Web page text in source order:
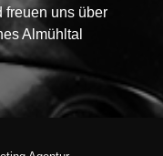
freuen uns über
Almühltal